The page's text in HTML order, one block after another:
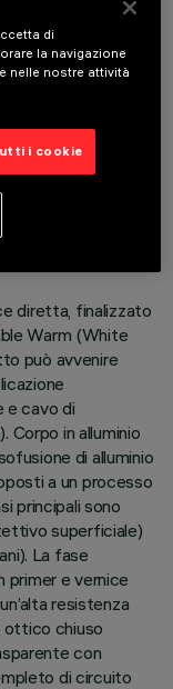
diretta, finalizzato
Warm (White
può avvenire
cavo di
Corpo in alluminio
di alluminio
a un processo
principali sono
superficiale)
La fase
primer e vernice
resistenza
ottico chiuso
con
di circuito
di
la navigazione
nelle nostre attività
i cookie